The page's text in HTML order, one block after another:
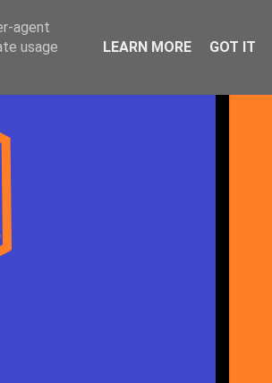
agent
usage
LEARN MORE GOT IT